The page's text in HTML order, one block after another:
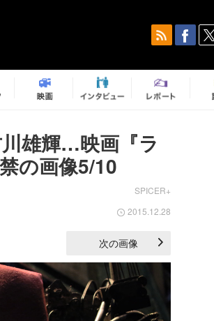
雄輝…映画『ラ
の画像5/10
SPICER+
2015.12.28
次の画像